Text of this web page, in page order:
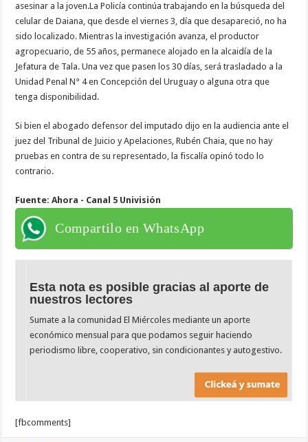
asesinar a la joven.La Policía continúa trabajando en la búsqueda del
celular de Daiana, que desde el viernes 3, día que desapareció, no ha
sido localizado. Mientras la investigación avanza, el productor
agropecuario, de 55 años, permanece alojado en la alcaidía de la
Jefatura de Tala. Una vez que pasen los 30 días, será trasladado a la
Unidad Penal N° 4 en Concepción del Uruguay o alguna otra que
tenga disponibilidad.
Si bien el abogado defensor del imputado dijo en la audiencia ante el
juez del Tribunal de Juicio y Apelaciones, Rubén Chaia, que no hay
pruebas en contra de su representado, la fiscalía opinó todo lo
contrario.
Fuente: Ahora - Canal 5 Univisión
Compartilo en WhatsApp
Esta nota es posible gracias al aporte de
nuestros lectores
Sumate a la comunidad El Miércoles mediante un aporte
económico mensual para que podamos seguir haciendo
periodismo libre, cooperativo, sin condicionantes y autogestivo.
[fbcomments]